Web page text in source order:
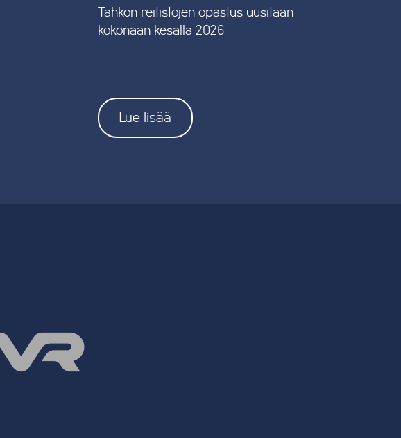
Tahkon reitistöjen opastus uusitaan
kokonaan kesällä 2026
Lue lisää